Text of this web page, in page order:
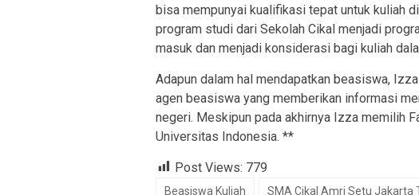
bisa mempunyai kualifikasi tepat untuk kuliah
program studi dari Sekolah Cikal menjadi
masuk dan menjadi konsiderasi bagi kuliah
Adapun dalam hal mendapatkan beasiswa,
agen beasiswa yang memberikan informasi
negeri. Meskipun pada akhirnya Izza memilih
Universitas Indonesia. **
Post Views: 779
Beasiswa Kuliah SMA Cikal Amri Setu Jakarta